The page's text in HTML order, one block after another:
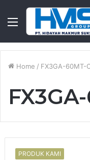
Menu
Home / FX3GA-60MT-
PRODUK KAMI